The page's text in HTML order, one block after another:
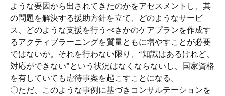
ような要因から出されてきたのかをアセスメントし、其
の問題を解決する援助方針を立て、どのようなサービ
ス、どのような支援を行うべきかのケアプランを作成す
るアクティブラーニングを質量ともに増やすことが必要
ではないか。それを行わない限り、“知識はあるけれど、
対応ができない”という状況はなくならないし、国家資格
を有していても虐待事案を起こすことになる。
〇ただ、このような事例に基づきコンサルテーションを